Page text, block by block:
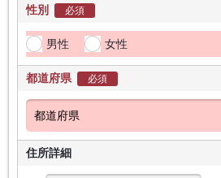
性別 必須
男性 女性
都道府県 必須
住所詳細